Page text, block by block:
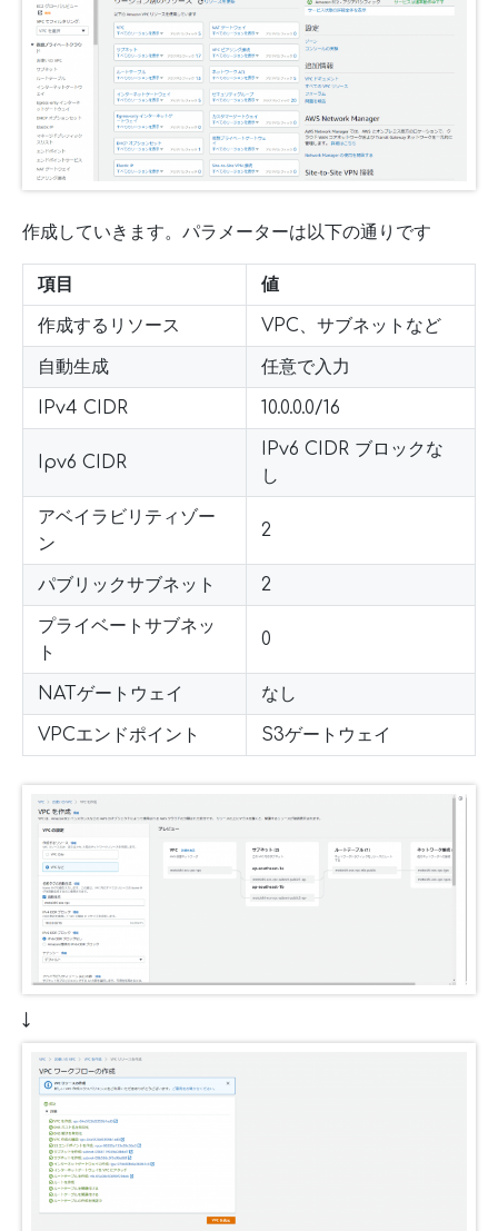
作成していきます。パラメーターは以下の通りです
項目 値
作成するリソース VPC、サブネットなど
自動生成 任意で入力
IPv4 CIDR 10.0.0.0/16
Ipv6 CIDR
IPv6 CIDR ブロックな
し
アベイラビリティゾー
ン
2
パブリックサブネット 2
プライベートサブネッ
ト
0
NATゲートウェイ なし
VPCエンドポイント S3ゲートウェイ
↓